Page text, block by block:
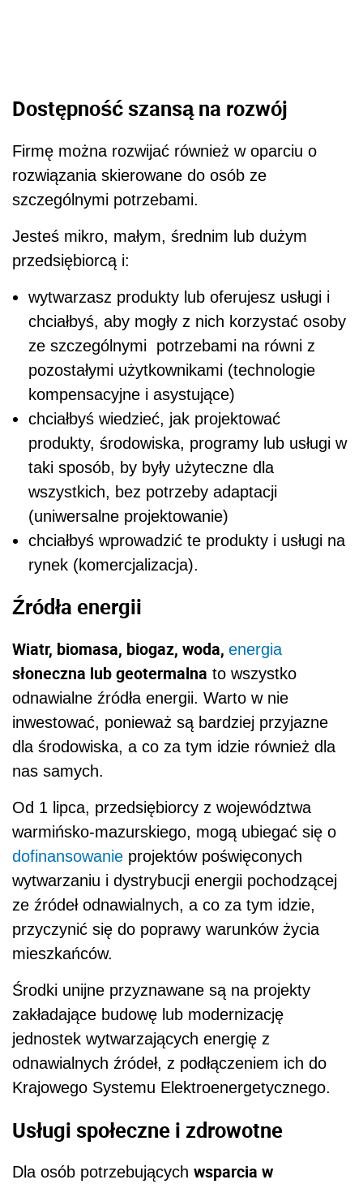
Dostępność szansą na rozwój
Firmę można rozwijać również w oparciu o
rozwiązania skierowane do osób ze
szczególnymi potrzebami.
Jesteś mikro, małym, średnim lub dużym
przedsiębiorcą i:
wytwarzasz produkty lub oferujesz usługi i
chciałbyś, aby mogły z nich korzystać osoby
ze szczególnymi potrzebami na równi z
pozostałymi użytkownikami (technologie
kompensacyjne i asystujące)
chciałbyś wiedzieć, jak projektować
produkty, środowiska, programy lub usługi w
taki sposób, by były użyteczne dla
wszystkich, bez potrzeby adaptacji
(uniwersalne projektowanie)
chciałbyś wprowadzić te produkty i usługi na
rynek (komercjalizacja).
Źródła energii
Wiatr, biomasa, biogaz, woda, energia
słoneczna lub geotermalna to wszystko
odnawialne źródła energii. Warto w nie
inwestować, ponieważ są bardziej przyjazne
dla środowiska, a co za tym idzie również dla
nas samych.
Od 1 lipca, przedsiębiorcy z województwa
warmińsko-mazurskiego, mogą ubiegać się o
dofinansowanie projektów poświęconych
wytwarzaniu i dystrybucji energii pochodzącej
ze źródeł odnawialnych, a co za tym idzie,
przyczynić się do poprawy warunków życia
mieszkańców.
Środki unijne przyznawane są na projekty
zakładające budowę lub modernizację
jednostek wytwarzających energię z
odnawialnych źródeł, z podłączeniem ich do
Krajowego Systemu Elektroenergetycznego.
Usługi społeczne i zdrowotne
Dla osób potrzebujących wsparcia w